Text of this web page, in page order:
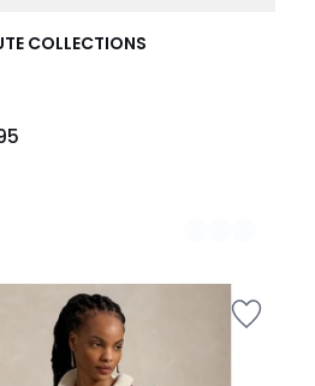
COLLECTIONS